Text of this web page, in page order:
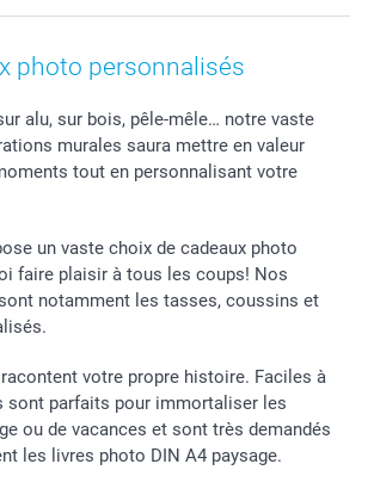
déco
photo personnalisés
alu, sur bois, pêle-mêle… notre vaste
murales saura mettre en valeur
tout en personnalisant votre
un vaste choix de cadeaux photo
faire plaisir à tous les coups! Nos
notamment les tasses, coussins et
votre propre histoire. Faciles à
sont parfaits pour immortaliser les
ou de vacances et sont très demandés
les livres photo DIN A4 paysage.